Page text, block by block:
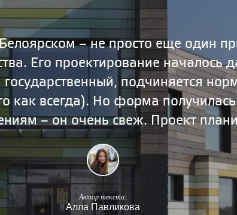
– не просто еще один
Его проектирование началось
подчиняется
как всегда). Но форма
– он очень свеж. Проект
Автор текста:
Алла Павликова